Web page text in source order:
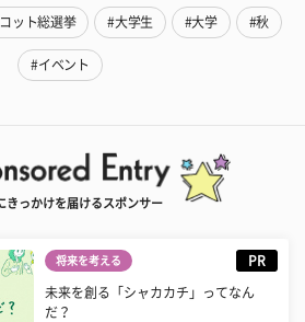
ット総選挙 #大学生 #大学 #秋
#イベント
きっかけを届けるスポンサー
将来を考える PR
未来を創る「シャカカチ」ってなん
だ？